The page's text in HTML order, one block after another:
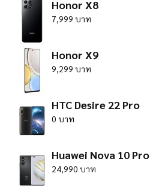
Honor X8
7,999 บาท
Honor X9
9,299 บาท
HTC Desire 22 Pro
0 บาท
Huawei Nova 10 Pro
24,990 บาท